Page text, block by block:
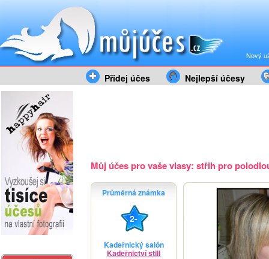
Nový
Přidej účes Nejlepší účesy
Můj účes pro vaše vlasy: střih pro
Průměrná známka
2-
Kadeřnický salón
Kadeřnictví still